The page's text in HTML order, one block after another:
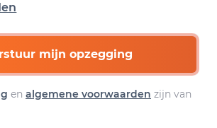
mijn opzegging
en algemene voorwaarden zijn van